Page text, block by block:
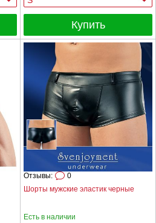
Купить
Шорты мужские эластик черные
Отзывы: 0
Есть в наличии